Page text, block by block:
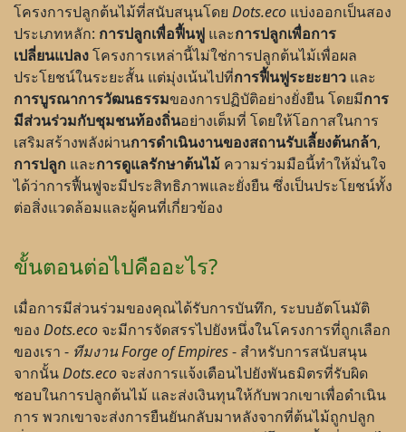
โครงการปลูกต้นไม้ที่สนับสนุนโดย Dots.eco แบ่งออกเป็นสอง
ประเภทหลัก: การปลูกเพื่อฟื้นฟู และการปลูกเพื่อการ
เปลี่ยนแปลงโครงการเหล่านี้ไม่ใช่การปลูกต้นไม้เพื่อผล
ประโยชน์ในระยะสั้น แต่มุ่งเน้นไปที่การฟื้นฟูระยะยาว และ
การบูรณาการวัฒนธรรมของการปฏิบัติอย่างยั่งยืน โดยมีการ
มีส่วนร่วมกับชุมชนท้องถิ่นอย่างเต็มที่ โดยให้โอกาสในการ
เสริมสร้างพลังผ่านการดำเนินงานของสถานรับเลี้ยงต้นกล้า,
การปลูก และการดูแลรักษาต้นไม้ ความร่วมมือนี้ทำให้มั่นใจ
ได้ว่าการฟื้นฟูจะมีประสิทธิภาพและยั่งยืน ซึ่งเป็นประโยชน์ทั้ง
ต่อสิ่งแวดล้อมและผู้คนที่เกี่ยวข้อง
ขั้นตอนต่อไปคืออะไร?
เมื่อการมีส่วนร่วมของคุณได้รับการบันทึก, ระบบอัตโนมัติ
ของ Dots.eco จะมีการจัดสรรไปยังหนึ่งในโครงการที่ถูกเลือก
ของเรา - ทีมงาน Forge of Empires- สำหรับการสนับสนุน
จากนั้นDots.eco จะส่งการแจ้งเตือนไปยังพันธมิตรที่รับผิด
ชอบในการปลูกต้นไม้ และส่งเงินทุนให้กับพวกเขาเพื่อดำเนิน
การ พวกเขาจะส่งการยืนยันกลับมาหลังจากที่ต้นไม้ถูกปลูก